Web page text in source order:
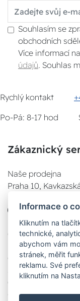
Souhlasím se
obchodních
Více informací
údajů . Souhlas
Rychlý kontakt
Po-Pá: 8-17 hod
Zákaznický
Naše prodejna
Praha 10,
777 780 841
08:00 - 17:00
08:00 - 17:00
08:00 - 17:00
Čt:
Informace o
Kliknutím na
technické,
abychom vám
stránek, měřit
reklamu. Své
kliknutím na